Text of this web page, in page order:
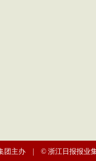
团主办 | © 浙江日报报业